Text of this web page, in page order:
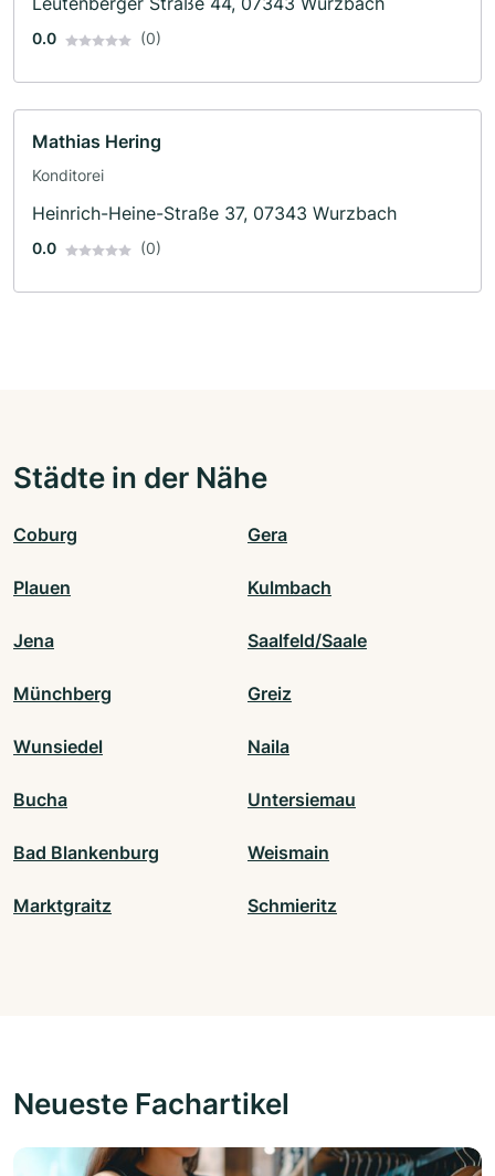
0.0 (0)
Mathias Hering
Konditorei
Heinrich-Heine-Straße 37, 07343 Wurzbach
0.0 (0)
Städte in der Nähe
Coburg Gera
Plauen Kulmbach
Jena Saalfeld/Saale
Münchberg Greiz
Wunsiedel Naila
Bucha Untersiemau
Bad Blankenburg Weismain
Marktgraitz Schmieritz
Neueste Fachartikel